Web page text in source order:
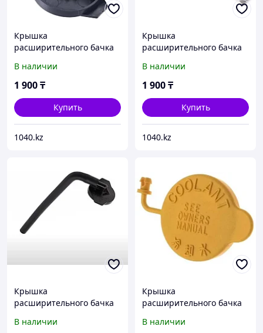
Крышка
расширительного бачка
В наличии
1 900₸
Купить
1040.kz
Крышка
расширительного бачка
В наличии
1 900₸
Купить
1040.kz
Крышка
расширительного бачка
31070
В наличии
Крышка
расширительного бачка
В наличии